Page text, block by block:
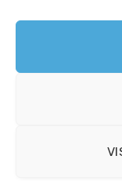
Disclaimer